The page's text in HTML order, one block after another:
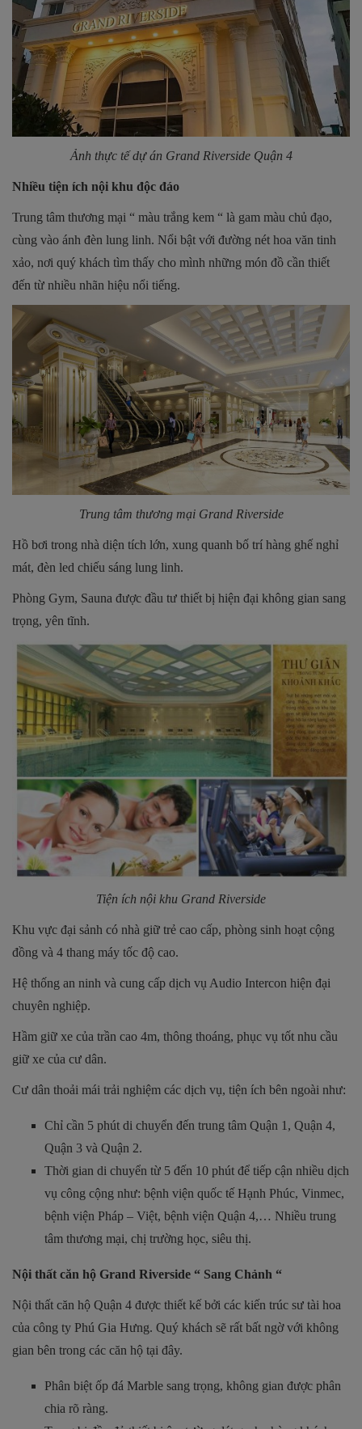
Ảnh thực tế dự án Grand Riverside Quận 4
Nhiều tiện ích nội khu độc đáo
Trung tâm thương mại “ màu trắng kem “ là gam màu chủ đạo,
cùng vào ánh đèn lung linh. Nổi bật với đường nét hoa văn tinh
xảo, nơi quý khách tìm thấy cho mình những món đồ cần thiết
đến từ nhiều nhãn hiệu nổi tiếng.
Trung tâm thương mại Grand Riverside
Hồ bơi trong nhà diện tích lớn, xung quanh bố trí hàng ghế nghỉ
mát, đèn led chiếu sáng lung linh.
Phòng Gym, Sauna được đầu tư thiết bị hiện đại không gian sang
trọng, yên tĩnh.
Tiện ích nội khu Grand Riverside
Khu vực đại sảnh có nhà giữ trẻ cao cấp, phòng sinh hoạt cộng
đồng và 4 thang máy tốc độ cao.
Hệ thống an ninh và cung cấp dịch vụ Audio Intercon hiện đại
chuyên nghiệp.
Hầm giữ xe của trần cao 4m, thông thoáng, phục vụ tốt nhu cầu
giữ xe của cư dân.
Cư dân thoải mái trải nghiệm các dịch vụ, tiện ích bên ngoài như:
Chỉ cần 5 phút di chuyển đến trung tâm Quận 1, Quận 4,
Quận 3 và Quận 2.
Thời gian di chuyển từ 5 đến 10 phút để tiếp cận nhiều dịch
vụ công cộng như: bệnh viện quốc tế Hạnh Phúc, Vinmec,
bệnh viện Pháp – Việt, bệnh viện Quận 4,… Nhiều trung
tâm thương mại, chị trường học, siêu thị.
Nội thất căn hộ Grand Riverside “ Sang Chảnh “
Nội thất căn hộ Quận 4 được thiết kế bởi các kiến trúc sư tài hoa
của công ty Phú Gia Hưng. Quý khách sẽ rất bất ngờ với không
gian bên trong các căn hộ tại đây.
Phân biệt ốp đá Marble sang trọng, không gian được phân
chia rõ ràng.